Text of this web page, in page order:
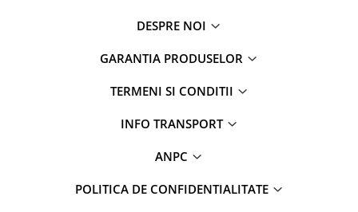
DESPRE NOI
GARANTIA PRODUSELOR
TERMENI SI CONDITII
INFO TRANSPORT
ANPC
POLITICA DE CONFIDENTIALITATE